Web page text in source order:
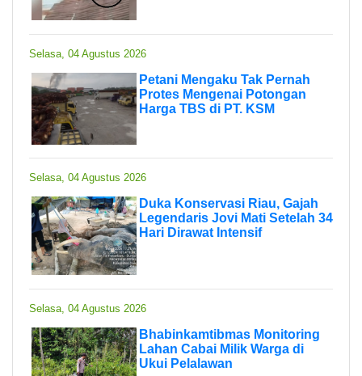
Selasa, 04 Agustus 2026
Petani Mengaku Tak Pernah
Protes Mengenai Potongan
Harga TBS di PT. KSM
Selasa, 04 Agustus 2026
Duka Konservasi Riau, Gajah
Legendaris Jovi Mati Setelah 34
Hari Dirawat Intensif
Selasa, 04 Agustus 2026
Bhabinkamtibmas Monitoring
Lahan Cabai Milik Warga di
Ukui Pelalawan